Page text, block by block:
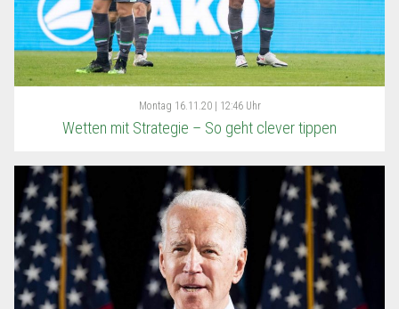
Montag 16.11.20 | 12:46 Uhr
Wetten mit Strategie – So geht clever tippen